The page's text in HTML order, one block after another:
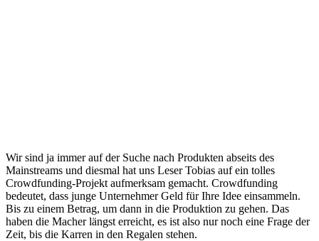
Wir sind ja immer auf der Suche nach Produkten abseits des
Mainstreams und diesmal hat uns Leser Tobias auf ein tolles
Crowdfunding-Projekt aufmerksam gemacht. Crowdfunding
bedeutet, dass junge Unternehmer Geld für Ihre Idee einsammeln.
Bis zu einem Betrag, um dann in die Produktion zu gehen. Das
haben die Macher längst erreicht, es ist also nur noch eine Frage der
Zeit, bis die Karren in den Regalen stehen.